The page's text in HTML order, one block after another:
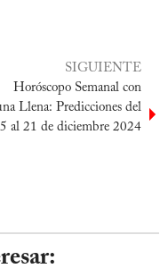
SIGUIENTE
Horóscopo Semanal con
Llena: Predicciones del
al 21 de diciembre 2024